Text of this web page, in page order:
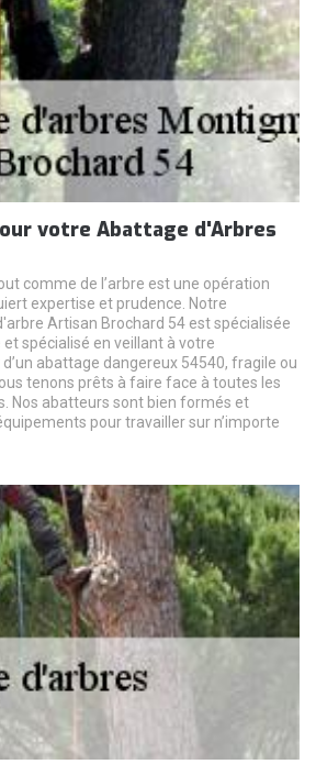
votre Abattage d'Arbres
comme de l’arbre est une opération
expertise et prudence. Notre
Artisan Brochard 54 est spécialisée
spécialisé en veillant à votre
d’un abattage dangereux 54540, fragile ou
tenons prêts à faire face à toutes les
Nos abatteurs sont bien formés et
pour travailler sur n’importe